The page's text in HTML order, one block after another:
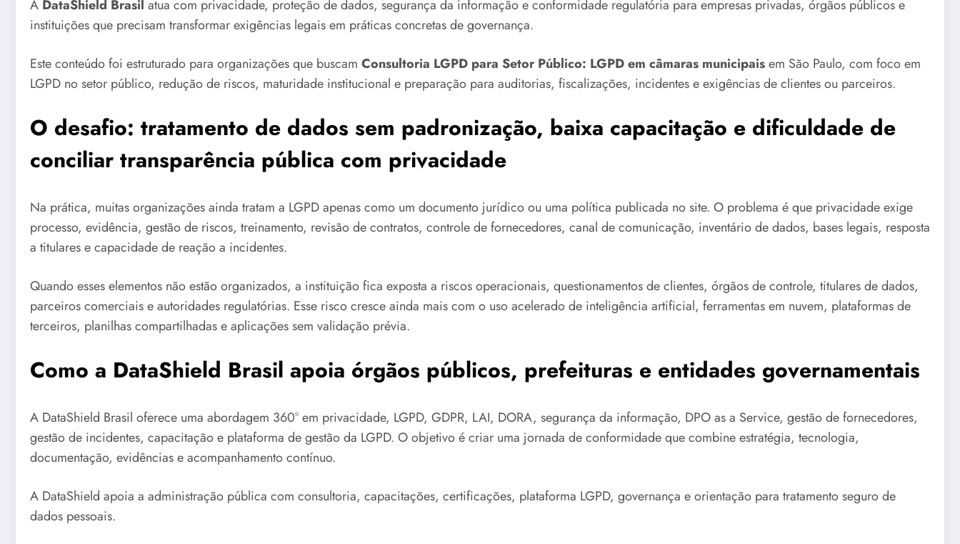
A DataShield Brasil atua com privacidade, proteção de dados, segurança da informação e conformidade regulatória para empresas privadas, órgãos públicos e
instituições que precisam transformar exigências legais em práticas concretas de governança.
Este conteúdo foi estruturado para organizações que buscam Consultoria LGPD para Setor Público: LGPD em câmaras municipaisem São Paulo, com foco em
LGPD no setor público, redução de riscos, maturidade institucional e preparação para auditorias, fiscalizações, incidentes e exigências de clientes ou parceiros.
O desafio: tratamento de dados sem padronização, baixa capacitação e dificuldade de
conciliar transparência pública com privacidade
Na prática, muitas organizações ainda tratam a LGPD apenas como um documento jurídico ou uma política publicada no site. O problema é que privacidade exige
processo, evidência, gestão de riscos, treinamento, revisão de contratos, controle de fornecedores, canal de comunicação, inventário de dados, bases legais, resposta
a titulares e capacidade de reação a incidentes.
Quando esses elementos não estão organizados, a instituição fica exposta a riscos operacionais, questionamentos de clientes, órgãos de controle, titulares de dados,
parceiros comerciais e autoridades regulatórias. Esse risco cresce ainda mais com o uso acelerado de inteligência artificial, ferramentas em nuvem, plataformas de
terceiros, planilhas compartilhadas e aplicações sem validação prévia.
Como a DataShield Brasil apoia órgãos públicos, prefeituras e entidades governamentais
A DataShield Brasil oferece uma abordagem 360° em privacidade, LGPD, GDPR, LAI, DORA, segurança da informação, DPO as a Service, gestão de fornecedores,
gestão de incidentes, capacitação e plataforma de gestão da LGPD. O objetivo é criar uma jornada de conformidade que combine estratégia, tecnologia,
documentação, evidências e acompanhamento contínuo.
A DataShield apoia a administração pública com consultoria, capacitações, certificações, plataforma LGPD, governança e orientação para tratamento seguro de
dados pessoais.